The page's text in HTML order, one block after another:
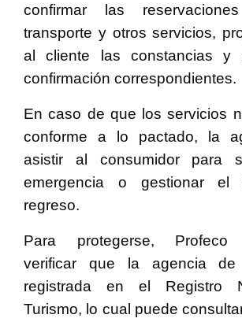
confirmar las
transporte y otros servicios,
al cliente las constancias y
confirmación correspondientes.
En caso de que los servicios
conforme a lo pactado, la
asistir al consumidor para
emergencia o gestionar el
regreso.
Para protegerse, Profeco
verificar que la agencia
registrada en el Registro
Turismo, lo cual puede